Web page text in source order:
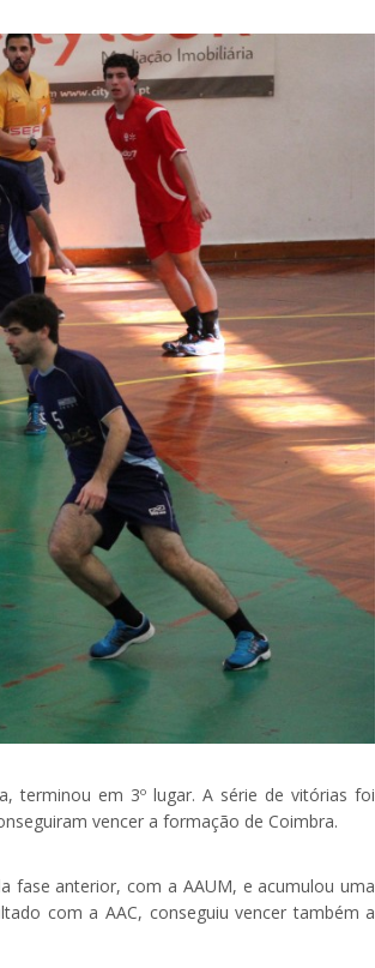
terminou em 3º lugar. A série de vitórias foi
vencer a formação de Coimbra.
fase anterior, com a AAUM, e acumulou uma
com a AAC, conseguiu vencer também a